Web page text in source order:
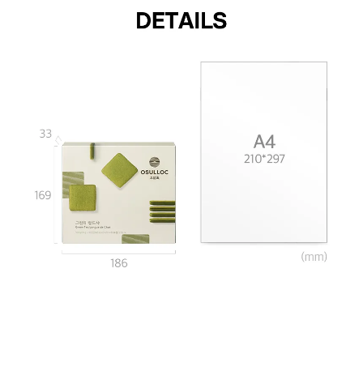
냉장 보관하여 차갑게 드시면 더 바삭하게 즐길 수 있어요.